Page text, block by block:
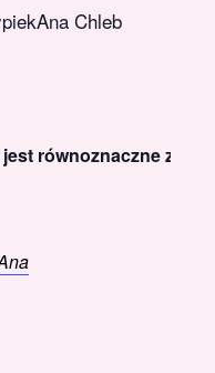
Chleb
równoznaczne z